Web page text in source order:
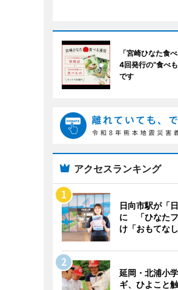
「宮崎ひなた食
4回発行の“食べ
です
アクセスランキング
日向市駅が「
に 「ひなた
け「おもてな
延岡・北浦小
ギ、ひよこと